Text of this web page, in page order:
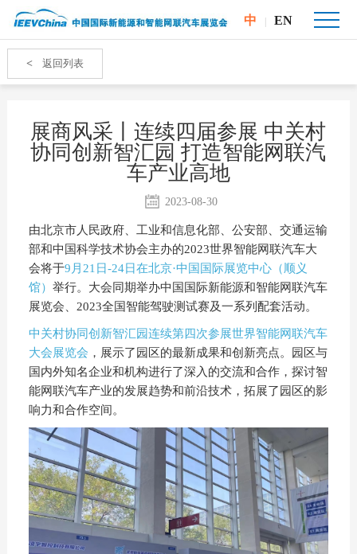
中 EN
< 返回列表
展商风采丨连续四届参展 中关村
协同创新智汇园 打造智能网联汽
车产业高地
2023-08-30
由北京市人民政府、工业和信息化部、公安部、交通运输
部和中国科学技术协会主办的2023世界智能网联汽车大
会将于9月21日-24日在北京·中国国际展览中心（顺义
馆） 举行。大会同期举办中国国际新能源和智能网联汽车
展览会、2023全国智能驾驶测试赛及一系列配套活动。
中关村协同创新智汇园连续第四次参展世界智能网联汽车
大会展览会 ，展示了园区的最新成果和创新亮点。园区与
国内外知名企业和机构进行了深入的交流和合作，探讨智
能网联汽车产业的发展趋势和前沿技术，拓展了园区的影
响力和合作空间。